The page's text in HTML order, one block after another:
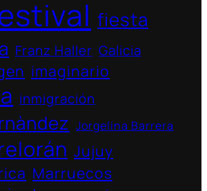
fiesta
Franz Haller Galicia
imaginario
inmigración
Jorgelina Barrera
Jujuy
Marruecos